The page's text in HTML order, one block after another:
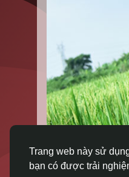
Trang web này sử
bạn có được trải